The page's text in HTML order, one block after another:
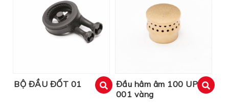
BỘ ĐẦU ĐỐT 01
xem
Đầu hâm âm 100 UP
001 vàng
xem